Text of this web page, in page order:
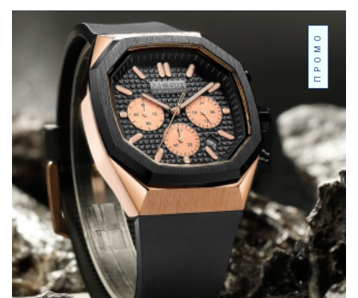
ПРОМО